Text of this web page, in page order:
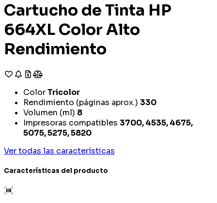
Cartucho de Tinta HP
664XL Color Alto
Rendimiento
ColorTricolor
Rendimiento (páginas aprox.) 330
Volumen (ml) 8
Impresoras compatibles 3700, 4535, 4675,
5075, 5275, 5820
Ver todas las características
Características del producto